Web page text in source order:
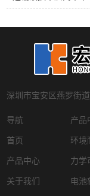
深圳市宝安区燕罗街
导航
首页
产品中心
关于我们
产品
环境
力学
电池